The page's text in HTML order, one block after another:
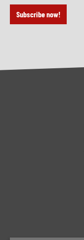
Subscribe now!